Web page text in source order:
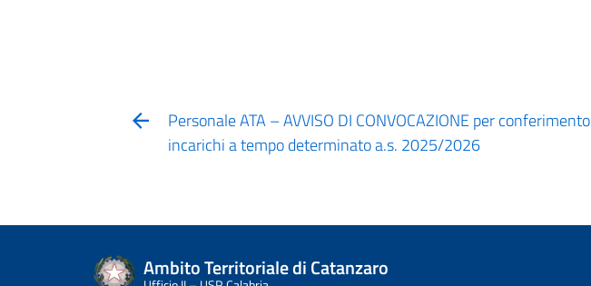
Personale ATA – AVVISO DI CONVOCAZIONE per conferimento
incarichi a tempo determinato a.s. 2025/2026
Ambito Territoriale di Catanzaro